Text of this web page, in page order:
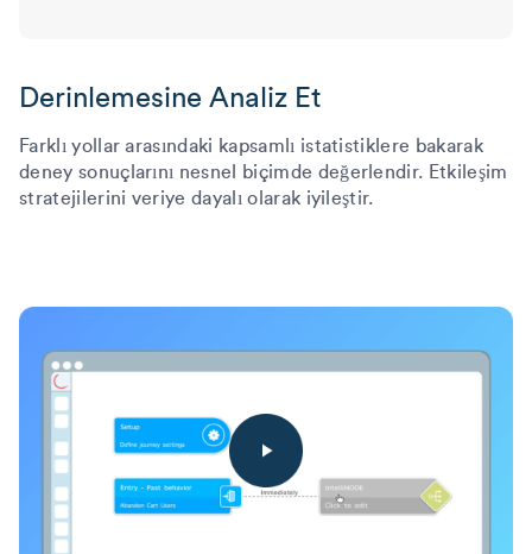
Derinlemesine Analiz Et
Farklı yollar arasındaki kapsamlı istatistiklere bakarak
deney sonuçlarını nesnel biçimde değerlendir. Etkileşim
stratejilerini veriye dayalı olarak iyileştir.